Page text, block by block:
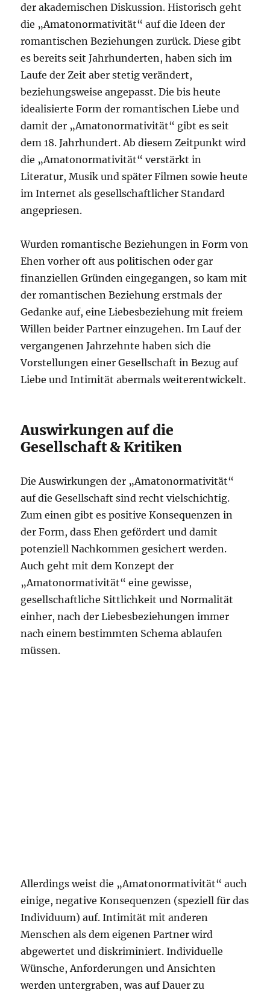
der akademischen Diskussion. Historisch geht
die „Amatonormativität“ auf die Ideen der
romantischen Beziehungen zurück. Diese gibt
es bereits seit Jahrhunderten, haben sich im
Laufe der Zeit aber stetig verändert,
beziehungsweise angepasst. Die bis heute
idealisierte Form der romantischen Liebe und
damit der „Amatonormativität“ gibt es seit
dem 18. Jahrhundert. Ab diesem Zeitpunkt wird
die „Amatonormativität“ verstärkt in
Literatur, Musik und später Filmen sowie heute
im Internet als gesellschaftlicher Standard
angepriesen.
Wurden romantische Beziehungen in Form von
Ehen vorher oft aus politischen oder gar
finanziellen Gründen eingegangen, so kam mit
der romantischen Beziehung erstmals der
Gedanke auf, eine Liebesbeziehung mit freiem
Willen beider Partner einzugehen. Im Lauf der
vergangenen Jahrzehnte haben sich die
Vorstellungen einer Gesellschaft in Bezug auf
Liebe und Intimität abermals weiterentwickelt.
Auswirkungen auf die
Gesellschaft & Kritiken
Die Auswirkungen der „Amatonormativität“
auf die Gesellschaft sind recht vielschichtig.
Zum einen gibt es positive Konsequenzen in
der Form, dass Ehen gefördert und damit
potenziell Nachkommen gesichert werden.
Auch geht mit dem Konzept der
„Amatonormativität“ eine gewisse,
gesellschaftliche Sittlichkeit und Normalität
einher, nach der Liebesbeziehungen immer
nach einem bestimmten Schema ablaufen
müssen.
Allerdings weist die „Amatonormativität“ auch
einige, negative Konsequenzen (speziell für das
Individuum) auf. Intimität mit anderen
Menschen als dem eigenen Partner wird
abgewertet und diskriminiert. Individuelle
Wünsche, Anforderungen und Ansichten
werden untergraben, was auf Dauer zu